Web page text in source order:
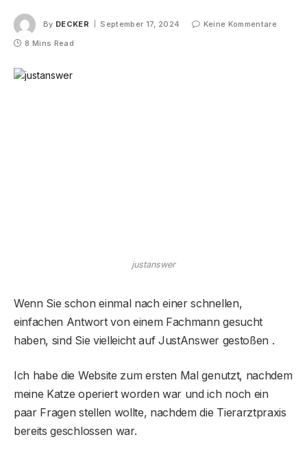
By DECKER September 17, 2024
Keine Kommentare
8 Mins Read
justanswer
Wenn Sie schon einmal nach einer schnellen,
einfachen Antwort von einem Fachmann gesucht
haben, sind Sie vielleicht auf JustAnswer gestoßen .
Ich habe die Website zum ersten Mal genutzt, nachdem
meine Katze operiert worden war und ich noch ein
paar Fragen stellen wollte, nachdem die Tierarztpraxis
bereits geschlossen war.